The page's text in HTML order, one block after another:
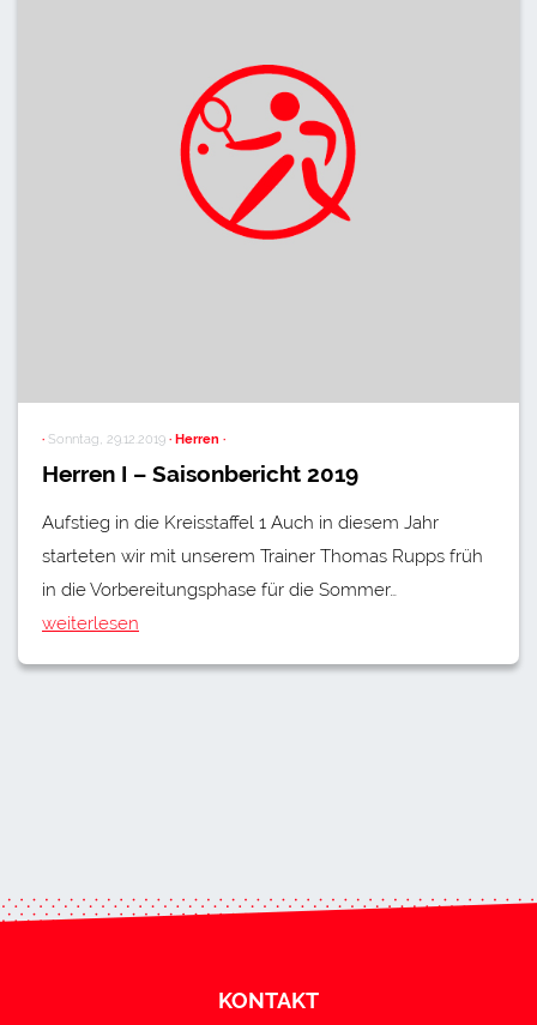
· Sonntag, 29.12.2019 · Herren ·
Herren I – Saisonbericht 2019
Aufstieg in die Kreisstaffel 1 Auch in diesem Jahr
starteten wir mit unserem Trainer Thomas Rupps früh
in die Vorbereitungsphase für die Sommer…
weiterlesen
KONTAKT